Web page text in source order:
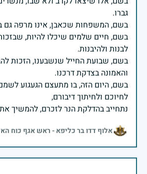
בשם, חיים שלמים שיכלו להיות,
בשם, שבועת החייל שנשבענו, הזכות
בשם, היום הזה, בו מתעצם הגעגוע
נתחייב בהדלקת הנר לזכרם, להמשיך
אלוף דדו בר כליפא - ראש אגף כוח